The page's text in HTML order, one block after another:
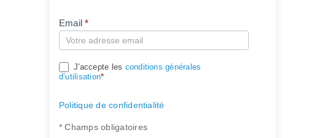
Compte
Email*
J'accepte les conditions générales
d’utilisation*
Politique de confidentialité
* Champs obligatoires